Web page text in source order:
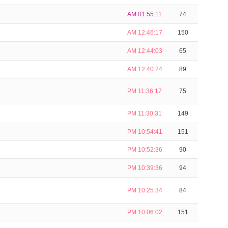
AM 01:55:11 74
AM 12:46:17 150
AM 12:44:03 65
AM 12:40:24 89
PM 11:36:17 75
PM 11:30:31 149
PM 10:54:41 151
PM 10:52:36 90
PM 10:39:36 94
PM 10:25:34 84
PM 10:06:02 151